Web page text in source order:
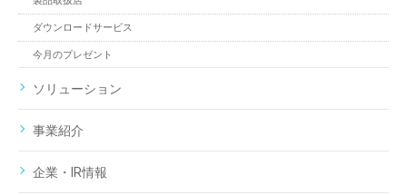
ダウンロードサービス
今月のプレゼント
ソリューション
事業紹介
企業・IR情報